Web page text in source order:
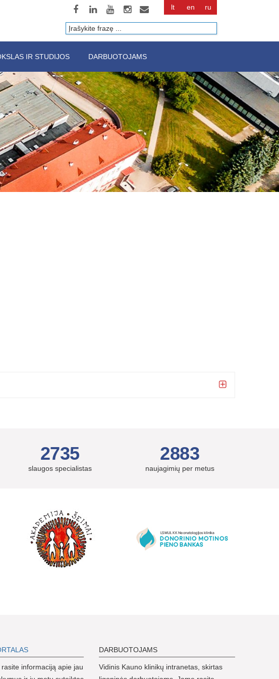
lt en ru
Paieška
IR STUDIJOS DARBUOTOJAMS
2735
slaugos specialistas
2883
naujagimių per metus
informaciją apie jau
DARBUOTOJAMS
Vidinis Kauno klinikų intranetas, skirtas